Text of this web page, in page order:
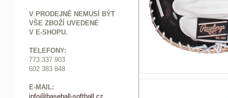
V PRODEJNĚ NEMUSÍ BÝT
VŠE ZBOŽÍ UVEDENÉ
V E-SHOPU.
TELEFONY:
773 337 903
602 383 848
E-MAIL:
info@baseball-softball.cz